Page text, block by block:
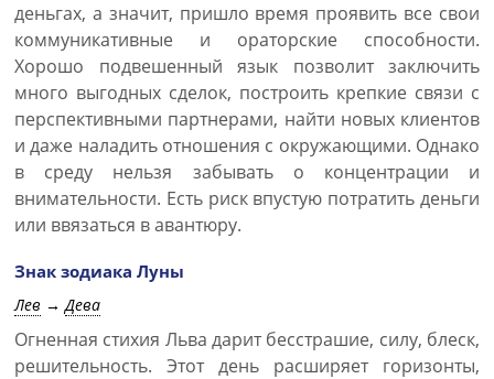
деньгах, а значит, пришло время проявить все свои
коммуникативные и ораторские способности.
Хорошо подвешенный язык позволит заключить
много выгодных сделок, построить крепкие связи с
перспективными партнерами, найти новых клиентов
и даже наладить отношения с окружающими. Однако
в среду нельзя забывать о концентрации и
внимательности. Есть риск впустую потратить деньги
или ввязаться в авантюру.
Знак зодиака Луны
Лев →Дева
Огненная стихия Льва дарит бесстрашие, силу, блеск,
решительность. Этот день расширяет горизонты,